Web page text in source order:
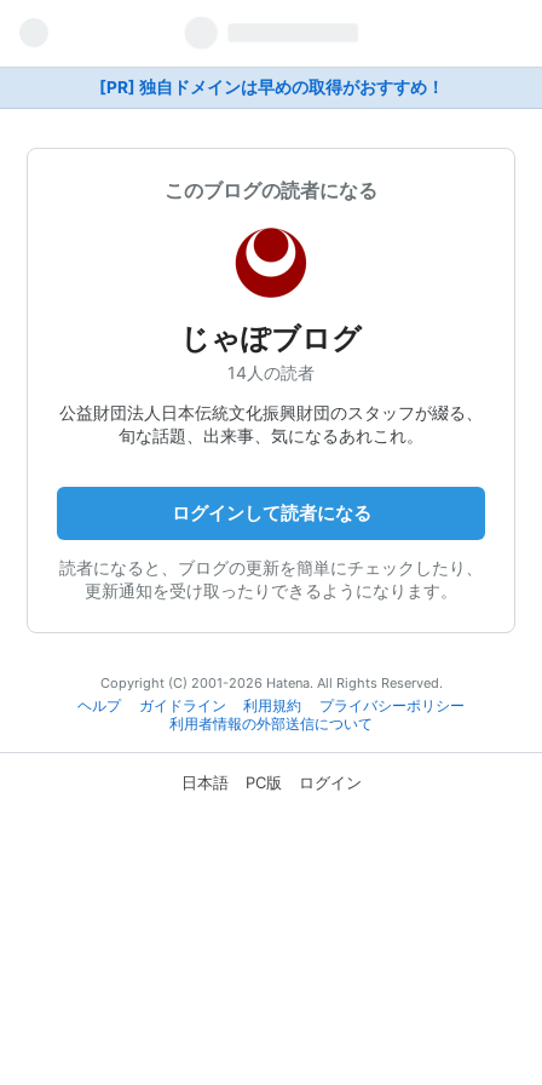
[PR] 独自ドメインは早めの取得がおすすめ！
このブログの読者になる
じゃぽブログ
14人の読者
公益財団法人日本伝統文化振興財団のスタッフが綴る、
旬な話題、出来事、気になるあれこれ。
ログインして読者になる
読者になると、ブログの更新を簡単にチェックしたり、
更新通知を受け取ったりできるようになります。
Copyright (C) 2001-2026 Hatena. All Rights Reserved.
ヘルプ
ガイドライン 利用規約
プライバシーポリシー
利用者情報の外部送信について
日本語 PC版 ログイン